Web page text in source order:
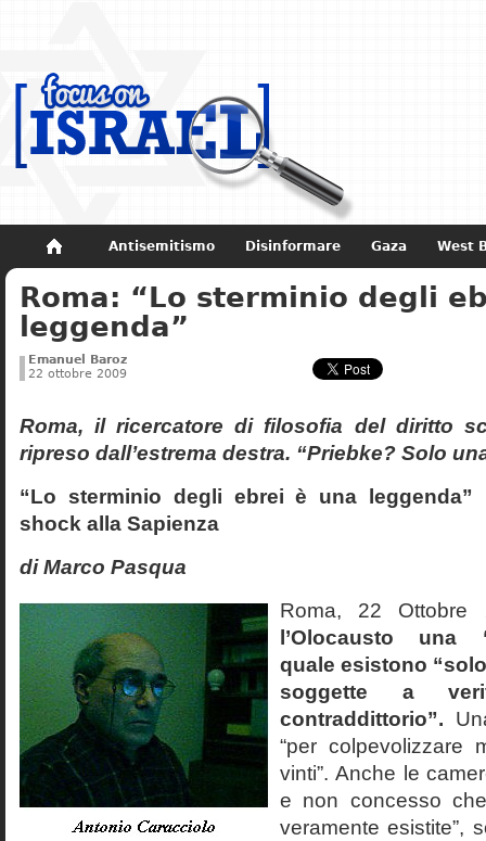
Antisemitismo Disinformare Gaza West
Non dimenticare Storia di Israele
Roma: “Lo sterminio degli
leggenda”
Emanuel Baroz
22 ottobre 2009
Roma, il ricercatore di filosofia del diritto
ripreso dall’estrema destra. “Priebke? Solo
“Lo sterminio degli ebrei è una leggenda”
shock alla Sapienza
di Marco Pasqua
Roma, 22
l’Olocausto una
quale esistono
soggette a
contraddittorio”.
“per colpevolizzare
vinti”. Anche le
e non concesso
veramente esistite”,